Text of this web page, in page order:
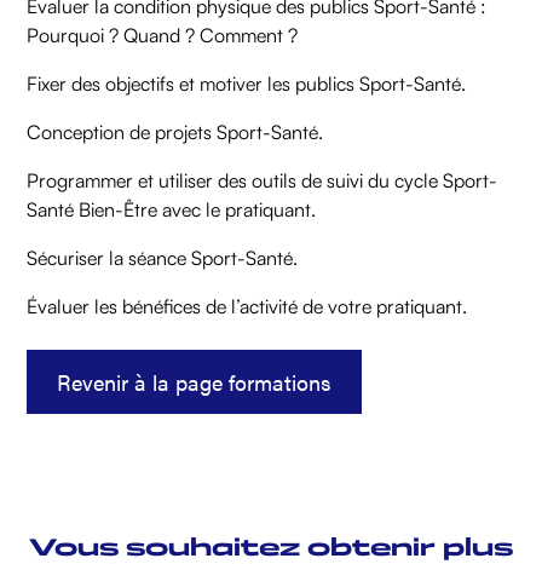
Évaluer la condition physique des publics Sport-Santé :
Pourquoi ? Quand ? Comment ?
Fixer des objectifs et motiver les publics Sport-Santé.
Conception de projets Sport-Santé.
Programmer et utiliser des outils de suivi du cycle Sport-
Santé Bien-Être avec le pratiquant.
Sécuriser la séance Sport-Santé.
Évaluer les bénéfices de l’activité de votre pratiquant.
Revenir à la page formations
Vous souhaitez obtenir plus